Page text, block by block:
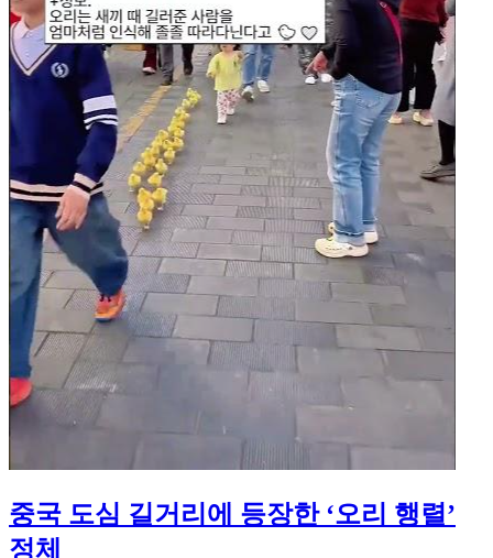
중국 도심 길거리에 등장한 ‘오리 행렬’
정체